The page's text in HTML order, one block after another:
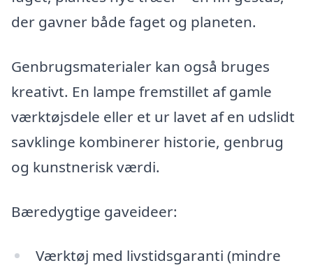
der gavner både faget og planeten.
Genbrugsmaterialer kan også bruges
kreativt. En lampe fremstillet af gamle
værktøjsdele eller et ur lavet af en udslidt
savklinge kombinerer historie, genbrug
og kunstnerisk værdi.
Bæredygtige gaveideer:
Værktøj med livstidsgaranti (mindre